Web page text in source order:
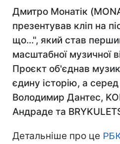
Дмитро Монатік
презентував кліп на
що...", який став
масштабної музичної
Проєкт об'єднав
єдину історію, а
Володимир Дантес,
Андраде та
Детальніше про це